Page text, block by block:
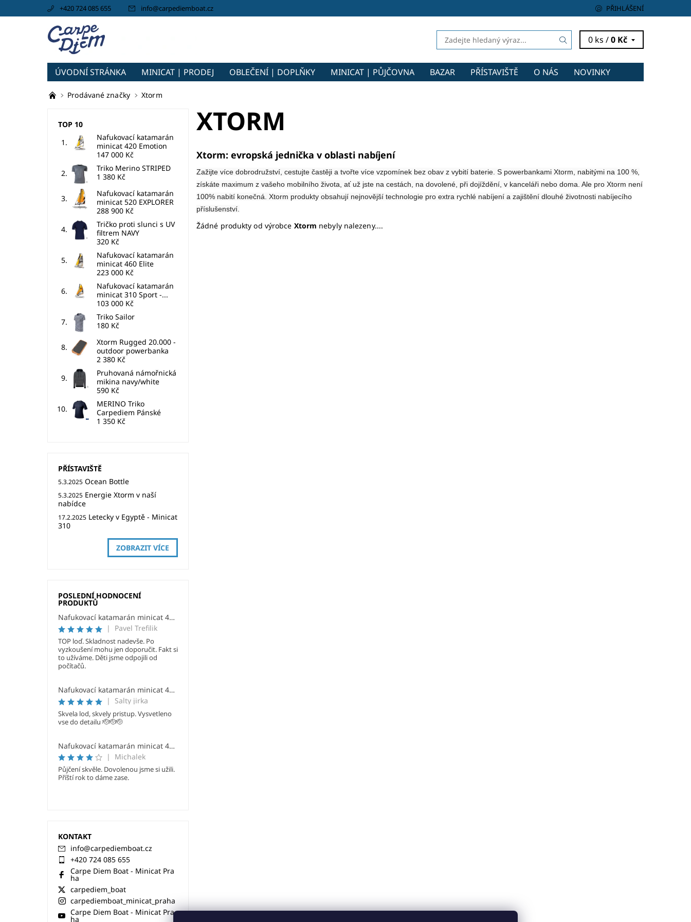
+420 724 085 655 info@carpediemboat.cz PŘIHLÁŠENÍ
0 ks /0 Kč
ÚVODNÍ STRÁNKA MINICAT | PRODEJ OBLEČENÍ | DOPLŇKY MINICAT | PŮJČOVNA BAZAR PŘÍSTAVIŠTĚ O NÁS
NOVINKY
CARPEDIEM BOAT
Prodávané značky Xtorm
XTORM
Xtorm: evropská jednička v oblasti nabíjení
Zažijte více dobrodružství, cestujte častěji a tvořte více vzpomínek bez obav z vybití baterie. S powerbankami Xtorm, nabitými na 100 %,
získáte maximum z vašeho mobilního života, ať už jste na cestách, na dovolené, při dojíždění, v kanceláři nebo doma. Ale pro Xtorm není
100% nabití konečná. Xtorm produkty obsahují nejnovější technologie pro extra rychlé nabíjení a zajištění dlouhé životnosti nabíjecího
příslušenství.
Žádné produkty od výrobce Xtorm nebyly nalezeny....
TOP 10
Nafukovací katamarán
minicat 420 Emotion
147 000 Kč
Triko Merino STRIPED
1 380 Kč
Nafukovací katamarán
minicat 520 EXPLORER
288 900 Kč
Tričko proti slunci s UV
filtrem NAVY
320 Kč
Nafukovací katamarán
minicat 460 Elite
223 000 Kč
Nafukovací katamarán
minicat 310 Sport -...
103 000 Kč
Triko Sailor
180 Kč
Xtorm Rugged 20.000 -
outdoor powerbanka
2 380 Kč
Pruhovaná námořnická
mikina navy/white
590 Kč
MERINO Triko
Carpediem Pánské
1 350 Kč
PŘÍSTAVIŠTĚ
5.3.2025 Ocean Bottle
5.3.2025 Energie Xtorm v naší
nabídce
17.2.2025 Letecky v Egyptě - Minicat
310
ZOBRAZIT VÍCE
POSLEDNÍ HODNOCENÍ
PRODUKTŮ
Nafukovací katamarán minicat 420 Emotion - akční model
|
Pavel Trefilik
TOP loď. Skladnost nadevše. Po
vyzkoušení mohu jen doporučit. Fakt si
to užíváme. Děti jsme odpojili od
počítačů.
Nafukovací katamarán minicat 420 Laura Dekker
|
Salty jirka
Skvela lod, skvely pristup. Vysvetleno
vse do detailu 🫡🫡🫡
Nafukovací katamarán minicat 420 Evoque
|
Michalek
Půjčení skvěle. Dovolenou jsme si užili.
Příští rok to dáme zase.
KONTAKT
info@carpediemboat.cz
+420 724 085 655
Carpe Diem Boat - Minicat Pra
ha
carpediem_boat
carpediemboat_minicat_praha
Carpe Diem Boat - Minicat Pra
ha